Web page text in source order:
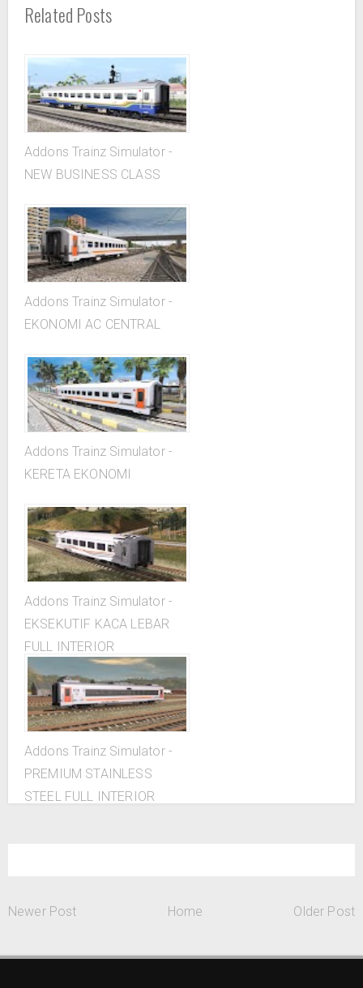
Related Posts
Addons Trainz Simulator -
NEW BUSINESS CLASS
Addons Trainz Simulator -
EKONOMI AC CENTRAL
Addons Trainz Simulator -
KERETA EKONOMI
Addons Trainz Simulator -
EKSEKUTIF KACA LEBAR
FULL INTERIOR
Addons Trainz Simulator -
PREMIUM STAINLESS
STEEL FULL INTERIOR
Newer Post Home Older Post